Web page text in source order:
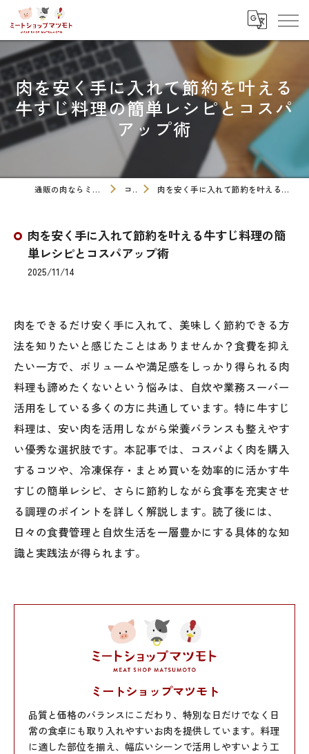
肉を安く手に入れて節約を叶える
牛すじ料理の簡単レシピとコスパ
アップ術
通販の肉ならミートショップマツモト コラム 肉を安く手に入れて節約を叶える牛すじ料理の簡単レシピとコスパアップ術
肉を安く手に入れて節約を叶える牛すじ料理の簡
単レシピとコスパアップ術
2025/11/14
肉をできるだけ安く手に入れて、美味しく節約できる方
法を知りたいと感じたことはありませんか？食費を抑え
たい一方で、ボリュームや満足感をしっかり得られる肉
料理も諦めたくないという悩みは、自炊や業務スーパー
活用をしている多くの方に共通しています。特に牛すじ
料理は、安い肉を活用しながら栄養バランスも整えやす
い優秀な選択肢です。本記事では、コスパよく肉を購入
するコツや、冷凍保存・まとめ買いを効率的に活かす牛
すじの簡単レシピ、さらに節約しながら食事を充実させ
る調理のポイントを詳しく解説します。読了後には、
日々の食費管理と自炊生活を一層豊かにする具体的な知
識と実践法が得られます。
ミートショップマツモト
品質と価格のバランスにこだわり、特別な日だけでなく日
常の食卓にも取り入れやすいお肉を提供しています。料理
に適した部位を揃え、幅広いシーンで活用しやすいよう工